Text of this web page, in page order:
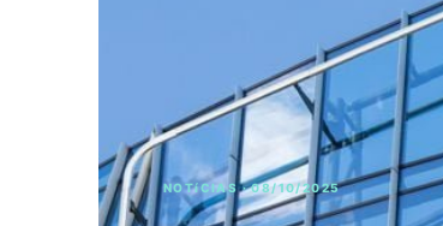
NOTíCIAS · 08/10/2025